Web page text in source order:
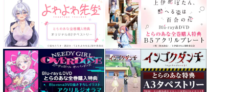
カルデアエミッション
チョコレート・ショッ
プ
2,530円（税込）
Fate/Grand Order
メリュジーヌ
FGO OEKAKI Rando
m5
たけさと
1,320 円（税込）
Fate/Grand Order
鈴鹿御前
蒐集
羊小屋
専売 787円（税込）
Fate/Grand Order
曲亭馬琴